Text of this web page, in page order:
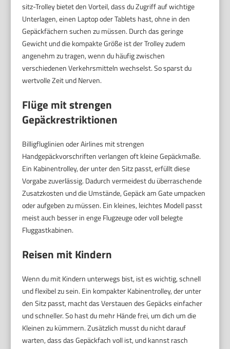
sitz-Trolley bietet den Vorteil, dass du Zugriff auf wichtige
Unterlagen, einen Laptop oder Tablets hast, ohne in den
Gepäckfächern suchen zu müssen. Durch das geringe
Gewicht und die kompakte Größe ist der Trolley zudem
angenehm zu tragen, wenn du häufig zwischen
verschiedenen Verkehrsmitteln wechselst. So sparst du
wertvolle Zeit und Nerven.
Flüge mit strengen
Gepäckrestriktionen
Billigfluglinien oder Airlines mit strengen
Handgepäckvorschriften verlangen oft kleine Gepäckmaße.
Ein Kabinentrolley, der unter den Sitz passt, erfüllt diese
Vorgabe zuverlässig. Dadurch vermeidest du überraschende
Zusatzkosten und die Umstände, Gepäck am Gate umpacken
oder aufgeben zu müssen. Ein kleines, leichtes Modell passt
meist auch besser in enge Flugzeuge oder voll belegte
Fluggastkabinen.
Reisen mit Kindern
Wenn du mit Kindern unterwegs bist, ist es wichtig, schnell
und flexibel zu sein. Ein kompakter Kabinentrolley, der unter
den Sitz passt, macht das Verstauen des Gepäcks einfacher
und schneller. So hast du mehr Hände frei, um dich um die
Kleinen zu kümmern. Zusätzlich musst du nicht darauf
warten, dass das Gepäckfach voll ist, und kannst rasch